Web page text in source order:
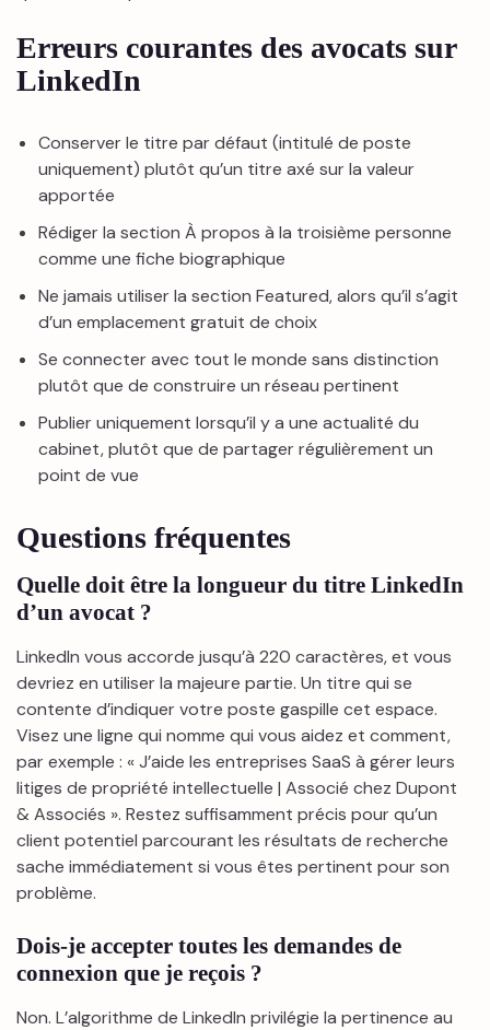
Erreurs courantes des avocats sur
LinkedIn
Conserver le titre par défaut (intitulé de poste
uniquement) plutôt qu’un titre axé sur la valeur
apportée
Rédiger la section À propos à la troisième personne
comme une fiche biographique
Ne jamais utiliser la section Featured, alors qu’il s’agit
d’un emplacement gratuit de choix
Se connecter avec tout le monde sans distinction
plutôt que de construire un réseau pertinent
Publier uniquement lorsqu’il y a une actualité du
cabinet, plutôt que de partager régulièrement un
point de vue
Questions fréquentes
Quelle doit être la longueur du titre LinkedIn
d’un avocat ?
LinkedIn vous accorde jusqu’à 220 caractères, et vous
devriez en utiliser la majeure partie. Un titre qui se
contente d’indiquer votre poste gaspille cet espace.
Visez une ligne qui nomme qui vous aidez et comment,
par exemple : « J’aide les entreprises SaaS à gérer leurs
litiges de propriété intellectuelle | Associé chez Dupont
& Associés ». Restez suffisamment précis pour qu’un
client potentiel parcourant les résultats de recherche
sache immédiatement si vous êtes pertinent pour son
problème.
Dois-je accepter toutes les demandes de
connexion que je reçois ?
Non. L’algorithme de LinkedIn privilégie la pertinence au